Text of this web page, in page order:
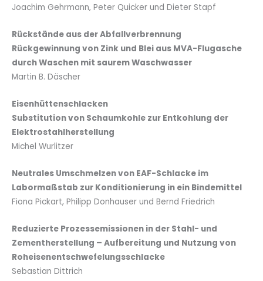
Joachim Gehrmann, Peter Quicker und Dieter Stapf
Rückstände aus der Abfallverbrennung
Rückgewinnung von Zink und Blei aus MVA-Flugasche
durch Waschen mit saurem Waschwasser
Martin B. Däscher
Eisenhüttenschlacken
Substitution von Schaumkohle zur Entkohlung der
Elektrostahlherstellung
Michel Wurlitzer
Neutrales Umschmelzen von EAF-Schlacke im
Labormaßstab zur Konditionierung in ein Bindemittel
Fiona Pickart, Philipp Donhauser und Bernd Friedrich
Reduzierte Prozessemissionen in der Stahl- und
Zementherstellung – Aufbereitung und Nutzung von
Roheisenentschwefelungsschlacke
Sebastian Dittrich